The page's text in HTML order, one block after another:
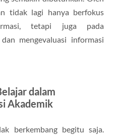
tidak lagi hanya berfokus
tetapi juga pada
mengevaluasi informasi
dalam
Akademik
berkembang begitu saja.